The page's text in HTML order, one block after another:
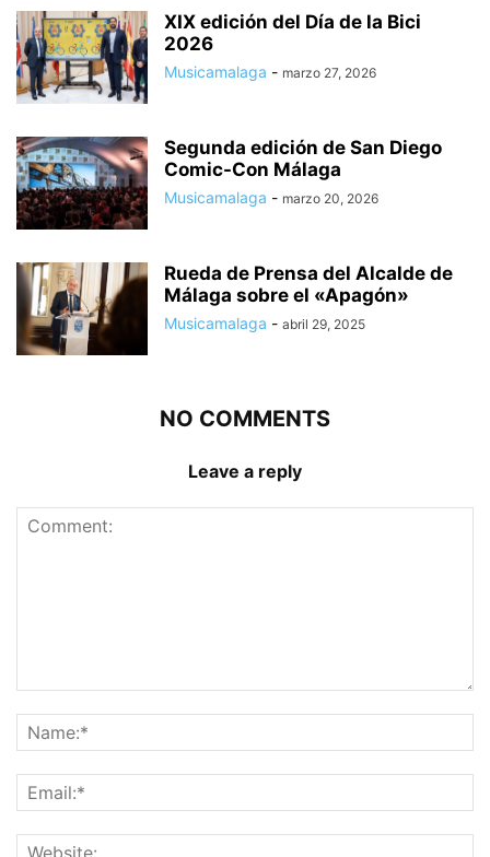
XIX edición del Día de la Bici
2026
Musicamalaga - marzo 27, 2026
Segunda edición de San Diego
Comic-Con Málaga
Musicamalaga - marzo 20, 2026
Rueda de Prensa del Alcalde de
Málaga sobre el «Apagón»
Musicamalaga - abril 29, 2025
NO COMMENTS
Leave a reply